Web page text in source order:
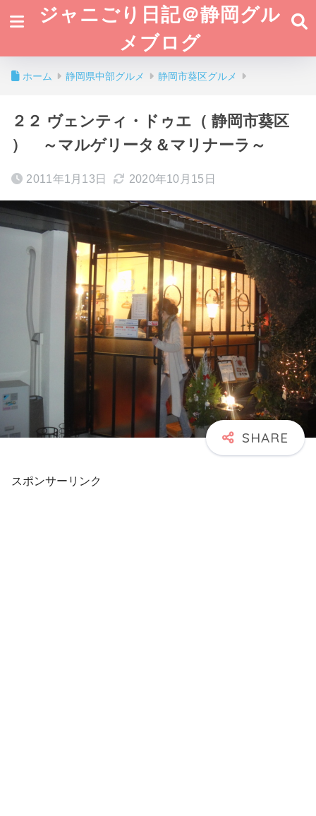
ジャニごり日記＠静岡グル
メブログ
ホーム 静岡県中部グルメ 静岡市葵区グルメ
２２ ヴェンティ・ドゥエ（ 静岡市葵区
） ～マルゲリータ＆マリナーラ～
2011年1月13日 2020年10月15日
スポンサーリンク